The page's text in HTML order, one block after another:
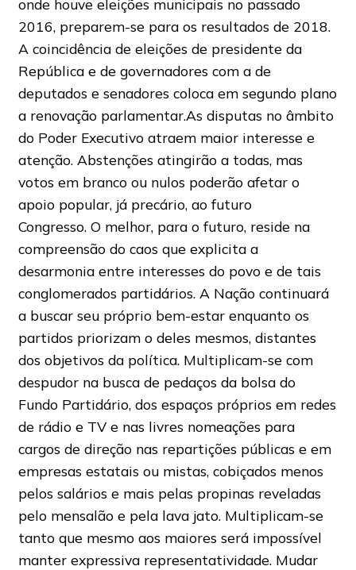
onde houve eleições municipais no passado
2016, preparem-se para os resultados de 2018.
A coincidência de eleições de presidente da
República e de governadores com a de
deputados e senadores coloca em segundo plano
a renovação parlamentar.As disputas no âmbito
do Poder Executivo atraem maior interesse e
atenção. Abstenções atingirão a todas, mas
votos em branco ou nulos poderão afetar o
apoio popular, já precário, ao futuro
Congresso. O melhor, para o futuro, reside na
compreensão do caos que explicita a
desarmonia entre interesses do povo e de tais
conglomerados partidários. A Nação continuará
a buscar seu próprio bem-estar enquanto os
partidos priorizam o deles mesmos, distantes
dos objetivos da política. Multiplicam-se com
despudor na busca de pedaços da bolsa do
Fundo Partidário, dos espaços próprios em redes
de rádio e TV e nas livres nomeações para
cargos de direção nas repartições públicas e em
empresas estatais ou mistas, cobiçados menos
pelos salários e mais pelas propinas reveladas
pelo mensalão e pela lava jato. Multiplicam-se
tanto que mesmo aos maiores será impossível
manter expressiva representatividade. Mudar